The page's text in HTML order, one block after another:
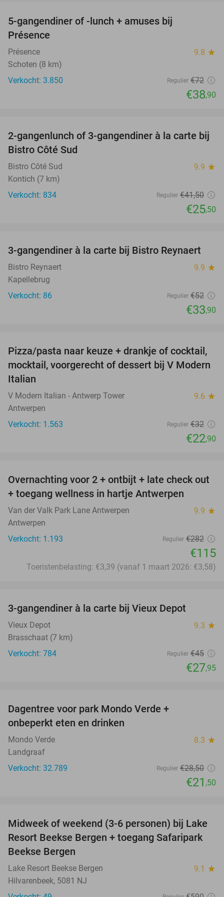
5-gangendiner of -lunch + amuses bij
Présence
Présence 9.8 star
Schoten (8 km)
Verkocht: 3.850
Regulier €72
€38,90
39%
2-gangenlunch of 3-gangendiner à la carte bij
Bistro Côté Sud
Bistro Côté Sud 9.9 star
Kontich (7 km)
Verkocht: 834
Regulier €41,50
€25,50
35%
3-gangendiner à la carte bij Bistro Reynaert
Bistro Reynaert 9.9 star
Kapellebrug
Verkocht: 86
Regulier €52
€33,90
28%
Pizza/pasta naar keuze + drankje of cocktail,
mocktail, voorgerecht of dessert bij V Modern
Italian
V Modern Italian - Antwerp Tower 9.6 star
Antwerpen
Verkocht: 1.563
Regulier €32
€22,90
59%
Overnachting voor 2 + ontbijt + late check out
+ toegang wellness in hartje Antwerpen
Van der Valk Park Lane Antwerpen 9.9 star
Antwerpen
Verkocht: 1.193
Regulier €282
€115
Toeristenbelasting: €3,39 (vanaf 1 maart 2026: €3,58)
3-gangendiner à la carte bij Vieux Depot
Vieux Depot 9.3 star
Brasschaat (7 km)
Verkocht: 784
Regulier €45
€27,95
Dagentree voor park Mondo Verde +
onbeperkt eten en drinken
Mondo Verde 8.3 star
Landgraaf
Verkocht: 32.789
Regulier €28,50
€21 ,50
53%
Midweek of weekend (3-6 personen) bij Lake
Resort Beekse Bergen + toegang Safaripark
Beekse Bergen
Lake Resort Beekse Bergen 9.1 star
Hilvarenbeek, 5081 NJ